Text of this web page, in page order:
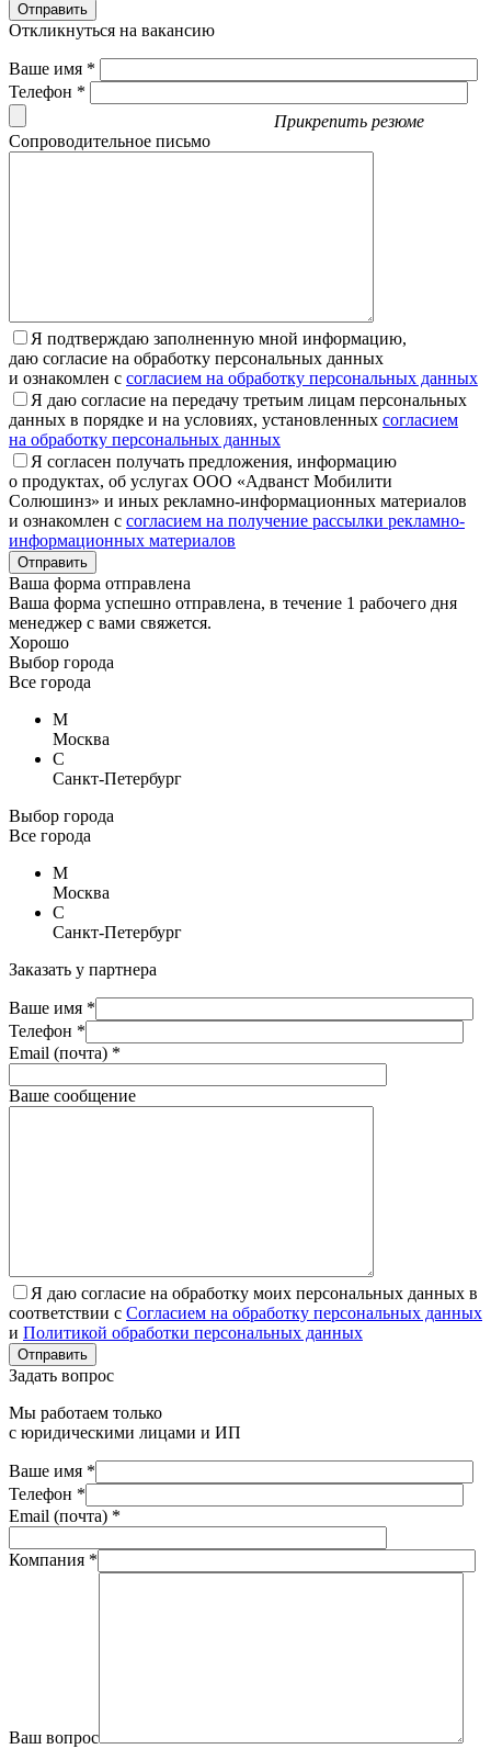
Отправить
Откликнуться на вакансию
Ваше имя *
Телефон *
Прикрепить резюме
Сопроводительное письмо
Я подтверждаю заполненную мной информацию,
даю согласие на обработку персональных данных
и ознакомлен с согласием на обработку персональных данных
Я даю согласие на передачу третьим лицам персональных
данных в порядке и на условиях, установленных согласием
на обработку персональных данных
Я согласен получать предложения, информацию
о продуктах, об услугах ООО «Адванст Мобилити
Солюшинз» и иных рекламно-информационных материалов
и ознакомлен с согласием на получение рассылки рекламно-
информационных материалов
Отправить
Ваша форма отправлена
Ваша форма успешно отправлена, в течение 1 рабочего дня
менеджер с вами свяжется.
Хорошо
Выбор города
Все города
М
Москва
С
Санкт-Петербург
Выбор города
Все города
М
Москва
С
Санкт-Петербург
Заказать у партнера
Ваше имя *
Телефон *
Email (почта) *
Ваше сообщение
Я даю согласие на обработку моих персональных данных в
соответствии с Согласием на обработку персональных данных
и Политикой обработки персональных данных
Отправить
Задать вопрос
Мы работаем только
с юридическими лицами и ИП
Ваше имя *
Телефон *
Email (почта) *
Компания *
Ваш вопрос